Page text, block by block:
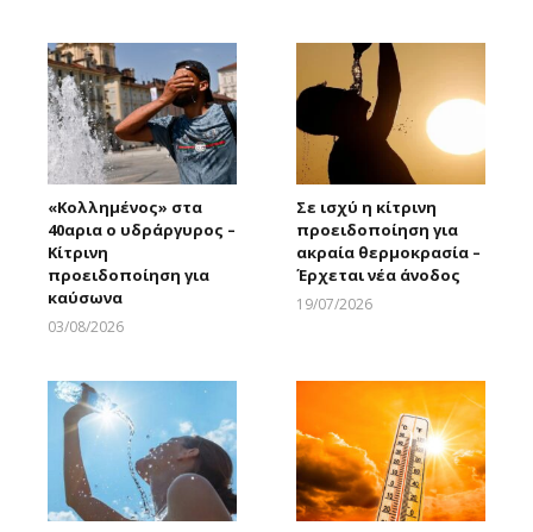
«Κολλημένος» στα
40αρια ο υδράργυρος –
Κίτρινη
προειδοποίηση για
καύσωνα
03/08/2026
Σε ισχύ η κίτρινη
προειδοποίηση για
ακραία θερμοκρασία –
Έρχεται νέα άνοδος
19/07/2026